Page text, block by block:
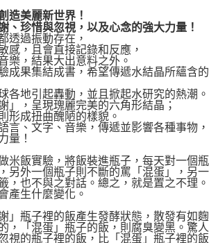
美麗新世界！
珍惜與忽視，以及心念的強大力量！
過振動存在，
，且會直接記錄和反應，
，結果大出意料之外。
果集結成書，希望傳遞水結晶所蘊含的
地引起轟動，並且掀起水研究的熱潮。
，呈現瑰麗完美的六角形結晶；
成扭曲醜陋的樣貌。
、文字、音樂，傳遞並影響各種事物，
量！
飯實驗，將飯裝進瓶子，每天對一個瓶
另外一個瓶子則不斷的罵「混蛋」，另一
，也不與之對話。總之，就是置之不理。
產生什麼變化。
瓶子裡的飯產生發酵狀態，散發有如麴
，「混蛋」瓶子的飯，則腐臭變黑。驚人
視的瓶子裡的飯，比「混蛋」瓶子裡的飯